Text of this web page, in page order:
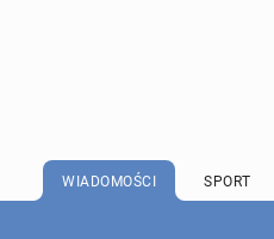
WIADOMOŚCI SPORT